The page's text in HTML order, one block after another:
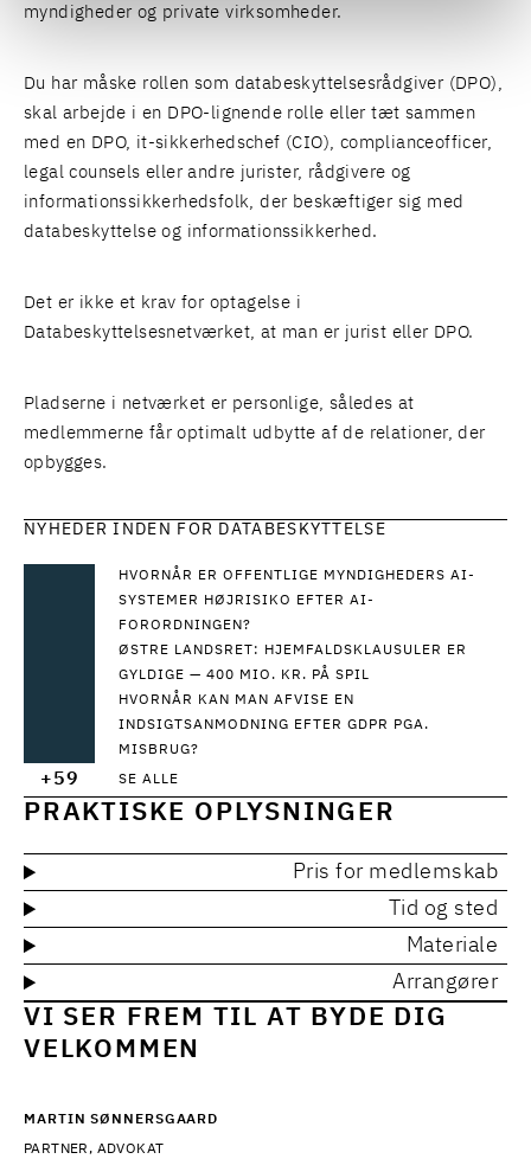
myndigheder og private virksomheder.
Du har måske rollen som databeskyttelsesrådgiver (DPO),
skal arbejde i en DPO-lignende rolle eller tæt sammen
med en DPO, it-sikkerhedschef (CIO), complianceofficer,
legal counsels eller andre jurister, rådgivere og
informationssikkerhedsfolk, der beskæftiger sig med
databeskyttelse og informationssikkerhed.
Det er ikke et krav for optagelse i
Databeskyttelsesnetværket, at man er jurist eller DPO.
Pladserne i netværket er personlige, således at
medlemmerne får optimalt udbytte af de relationer, der
opbygges.
NYHEDER INDEN FOR DATABESKYTTELSE
HVORNÅR ER OFFENTLIGE MYNDIGHEDERS AI-
SYSTEMER HØJRISIKO EFTER AI-
FORORDNINGEN?
ØSTRE LANDSRET: HJEMFALDSKLAUSULER ER
GYLDIGE — 400 MIO. KR. PÅ SPIL
HVORNÅR KAN MAN AFVISE EN
INDSIGTSANMODNING EFTER GDPR PGA.
MISBRUG?
+59 SE ALLE
PRAKTISKE OPLYSNINGER
Pris for medlemskab
Tid og sted
Materiale
Arrangører
VI SER FREM TIL AT BYDE DIG
VELKOMMEN
MARTIN SØNNERSGAARD
PARTNER, ADVOKAT